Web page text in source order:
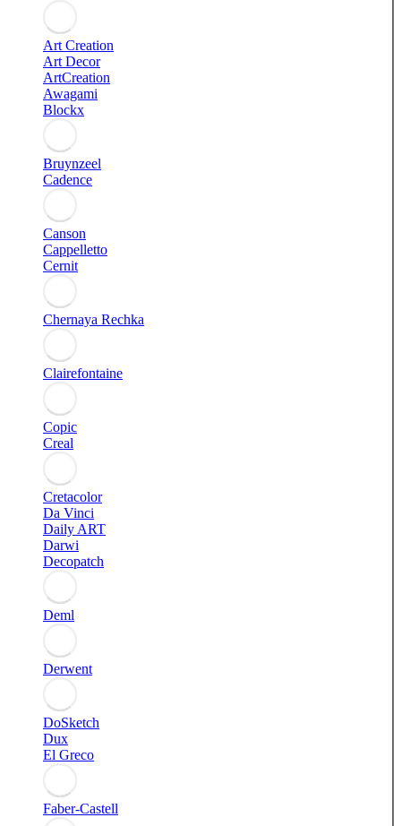
Art Creation
Art Decor
ArtCreation
Awagami
Blockx
Bruynzeel
Cadence
Canson
Cappelletto
Cernit
Chernaya Rechka
Clairefontaine
Copic
Creal
Cretacolor
Da Vinci
Daily ART
Darwi
Decopatch
Deml
Derwent
DoSketch
Dux
El Greco
Faber-Castell